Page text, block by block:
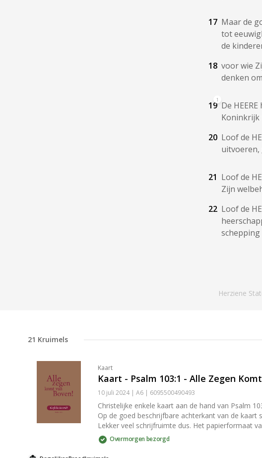
17 Maar de
tot
de
18 voor wie
denken
19
1
De
Koninkrijk
20 Loof de
uitvoeren,
21 Loof de
Zijn
22 Loof de
schepping
Herziene
21 Kruimels
Kaart
Kaart - Psalm 103:1 - Alle Zegen
10 juli 2024 | A6 | 6095500490493
Christelijke enkele kaart aan de hand van Psalm
Op de goed beschrijfbare achterkant van de
Lekker veel schrijfruimte dus. Het papierformaat van de kaart is A6 (afmetingen 14,8 cm × 10,5 cm × 0,1 cm). De kaart wordt geleverd met een passende geribbelde
kraft envelop met puntklep. De puntklep is voorzien van
leuk om te versturen, maar ook om thuis in je
laten staan. Toch iets leuks kopen om kaarten
Overmorgen bezorgd